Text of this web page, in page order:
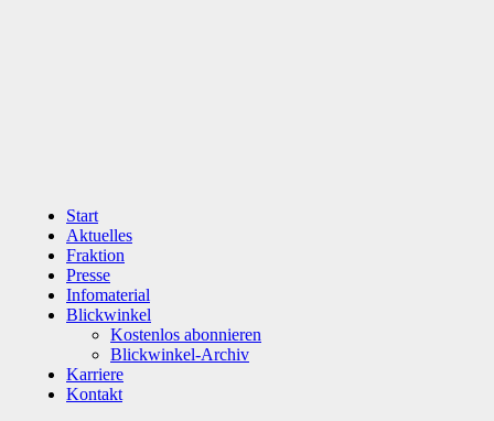
Start
Aktuelles
Fraktion
Presse
Infomaterial
Blickwinkel
Kostenlos abonnieren
Blickwinkel-Archiv
Karriere
Kontakt